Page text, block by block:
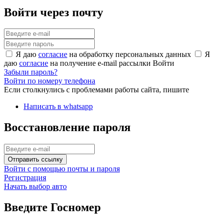
Войти через почту
Я даю согласие на обработку персональных данных
Я
даю согласие на получение e-mail рассылки Войти
Забыли пароль?
Войти по номеру телефона
Если столкнулись с проблемами работы сайта, пишите
Написать в whatsapp
Восстановление пароля
Отправить ссылку
Войти с помощью почты и пароля
Регистрация
Начать выбор авто
Введите Госномер